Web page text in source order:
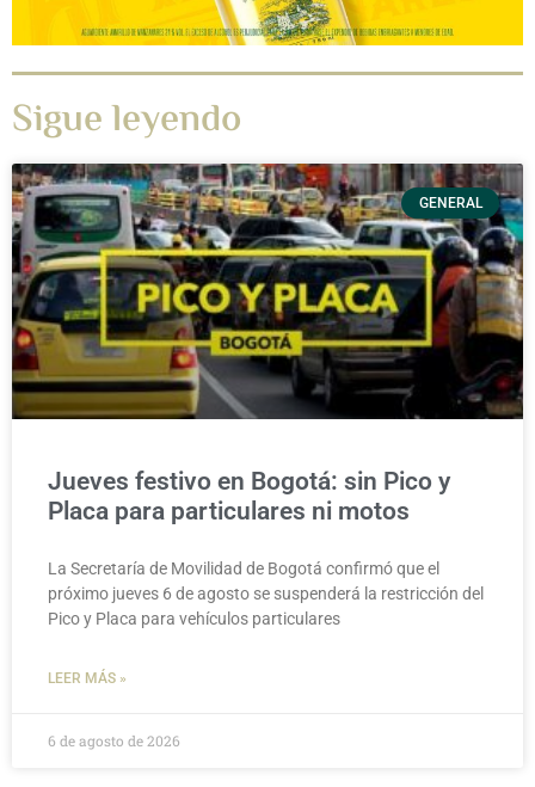
Sigue leyendo
GENERAL
Jueves festivo en Bogotá: sin Pico y
Placa para particulares ni motos
La Secretaría de Movilidad de Bogotá confirmó que el
próximo jueves 6 de agosto se suspenderá la restricción del
Pico y Placa para vehículos particulares
LEER MÁS »
6 de agosto de 2026